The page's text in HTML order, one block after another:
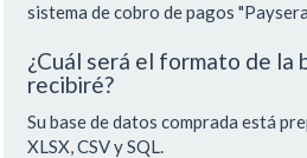
sistema de cobro de pagos
¿Cuál será el formato de la
recibiré?
Su base de datos comprada está
XLSX, CSV y SQL.